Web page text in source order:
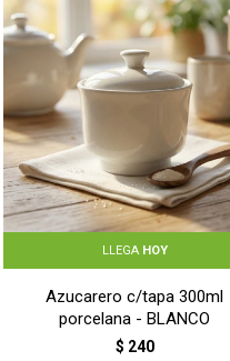
LLEGA HOY
Azucarero c/tapa 300ml
porcelana - BLANCO
$ 240